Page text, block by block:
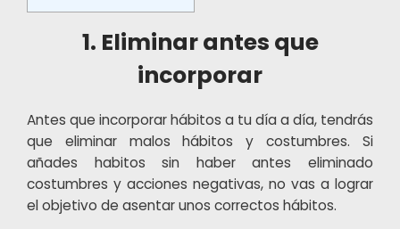
1. Eliminar antes que
incorporar
Antes que incorporar hábitos a tu día a día, tendrás
que eliminar malos hábitos y costumbres. Si
añades habitos sin haber antes eliminado
costumbres y acciones negativas, no vas a lograr
el objetivo de asentar unos correctos hábitos.